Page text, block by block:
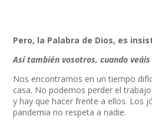
Pero, la Palabra de Dios, es
Así también vosotros, cuando
Nos encontramos en un tiempo
casa. No podemos perder el
y hay que hacer frente a ellos. Los
pandemia no respeta a nadie.